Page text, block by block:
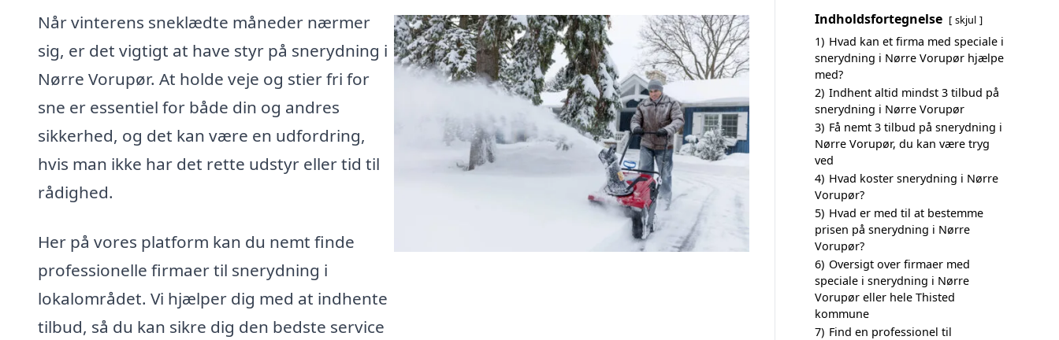
Når vinterens sneklædte måneder nærmer
sig, er det vigtigt at have styr på snerydning i
Nørre Vorupør. At holde veje og stier fri for
sne er essentiel for både din og andres
sikkerhed, og det kan være en udfordring,
hvis man ikke har det rette udstyr eller tid til
rådighed.
Her på vores platform kan du nemt finde
professionelle firmaer til snerydning i
lokalområdet. Vi hjælper dig med at indhente
tilbud, så du kan sikre dig den bedste service
Indholdsfortegnelse skjul
1) Hvad kan et firma med speciale i
snerydning i Nørre Vorupør hjælpe
med?
2) Indhent altid mindst 3 tilbud på
snerydning i Nørre Vorupør
3) Få nemt 3 tilbud på snerydning i
Nørre Vorupør, du kan være tryg
ved
4) Hvad koster snerydning i Nørre
Vorupør?
5) Hvad er med til at bestemme
prisen på snerydning i Nørre
Vorupør?
6) Oversigt over firmaer med
speciale i snerydning i Nørre
Vorupør eller hele Thisted
kommune
7) Find en professionel til